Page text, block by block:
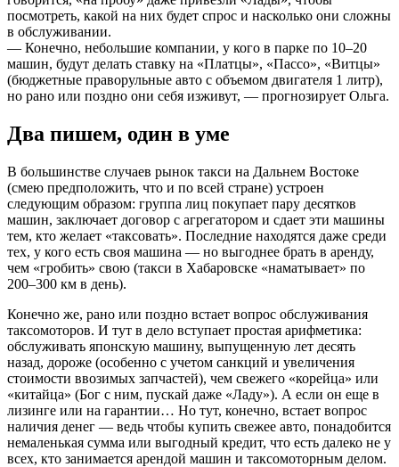
посмотреть, какой на них будет спрос и насколько они сложны
в обслуживании.
— Конечно, небольшие компании, у кого в парке по 10–20
машин, будут делать ставку на «Платцы», «Пассо», «Витцы»
(бюджетные праворульные авто с объемом двигателя 1 литр),
но рано или поздно они себя изживут, — прогнозирует Ольга.
Два пишем, один в уме
В большинстве случаев рынок такси на Дальнем Востоке
(смею предположить, что и по всей стране) устроен
следующим образом: группа лиц покупает пару десятков
машин, заключает договор с агрегатором и сдает эти машины
тем, кто желает «таксовать». Последние находятся даже среди
тех, у кого есть своя машина — но выгоднее брать в аренду,
чем «гробить» свою (такси в Хабаровске «наматывает» по
200–300 км в день).
Конечно же, рано или поздно встает вопрос обслуживания
таксомоторов. И тут в дело вступает простая арифметика:
обслуживать японскую машину, выпущенную лет десять
назад, дороже (особенно с учетом санкций и увеличения
стоимости ввозимых запчастей), чем свежего «корейца» или
«китайца» (Бог с ним, пускай даже «Ладу»). А если он еще в
лизинге или на гарантии… Но тут, конечно, встает вопрос
наличия денег — ведь чтобы купить свежее авто, понадобится
немаленькая сумма или выгодный кредит, что есть далеко не у
всех, кто занимается арендой машин и таксомоторным делом.